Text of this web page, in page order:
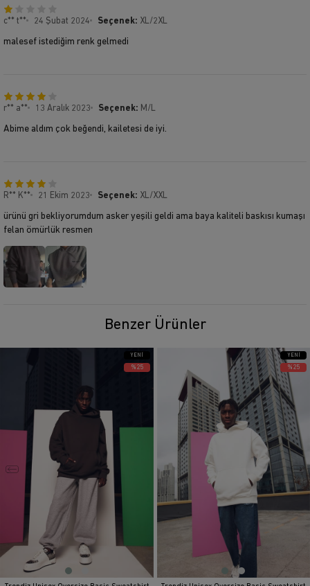
c** t** 24 Şubat 2024 Seçenek: XL/2XL
malesef istediğim renk gelmedi
r** a** 13 Aralık 2023 Seçenek: M/L
Abime aldım çok beğendi, kailetesi de iyi.
R** K** 21 Ekim 2023 Seçenek: XL/XXL
ürünü gri bekliyorumdum asker yeşili geldi ama baya kaliteli baskısı kumaşı
felan ömürlük resmen
Benzer Ürünler
YENI
ÜRÜN
%25
YENI
ÜRÜN
%25